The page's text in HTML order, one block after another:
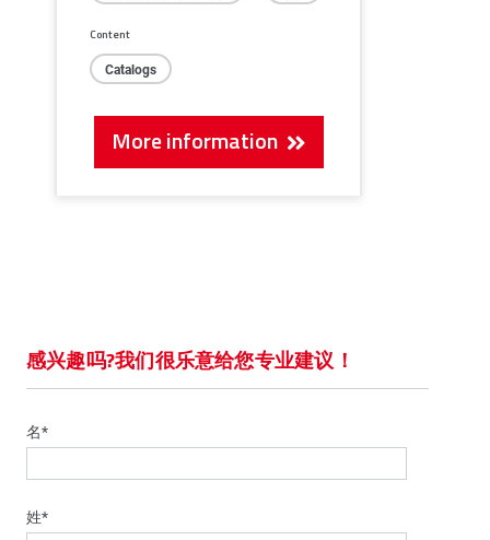
Content
Catalogs
More information
感兴趣吗?我们很乐意给您专业建议！
名*
姓*